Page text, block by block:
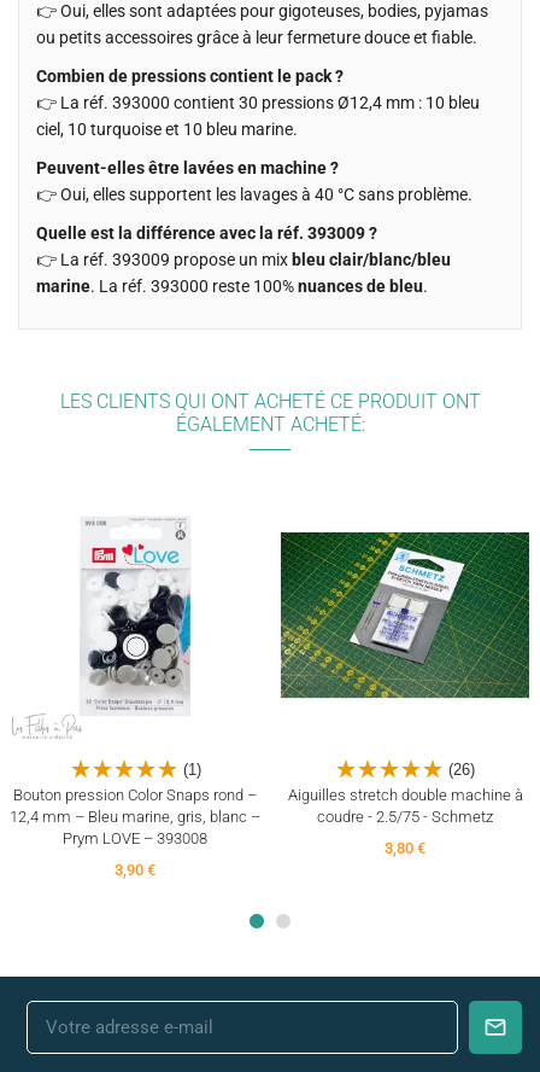
👉 Oui, elles sont adaptées pour gigoteuses, bodies, pyjamas
ou petits accessoires grâce à leur fermeture douce et fiable.
Combien de pressions contient le pack ?
👉 La réf. 393000 contient 30 pressions Ø12,4 mm : 10 bleu
ciel, 10 turquoise et 10 bleu marine.
Peuvent-elles être lavées en machine ?
👉 Oui, elles supportent les lavages à 40 °C sans problème.
Quelle est la différence avec la réf. 393009 ?
👉 La réf. 393009 propose un mix bleu clair/blanc/bleu
marine. La réf. 393000 reste 100%nuances de bleu.
(4) (10)
LES CLIENTS QUI ONT ACHETÉ CE PRODUIT ONT
ÉGALEMENT ACHETÉ:
(1)
Bouton pression Color Snaps rond –
12,4 mm – Bleu marine, gris, blanc –
Prym LOVE – 393008
3,90 €
(26)
Aiguilles stretch double machine à
coudre - 2.5/75 - Schmetz
3,80 €